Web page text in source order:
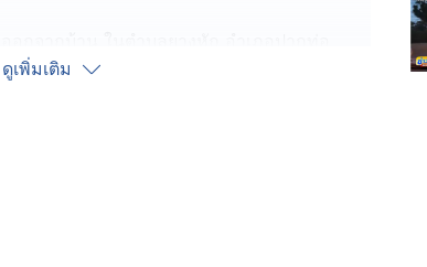
าใครเพื่อน เพื่อเตรียมตัวให้พร้อม โดยเฉพาะ
ดูเพิ่มเติม